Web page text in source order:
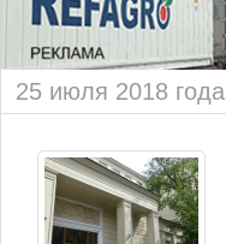
25 июля 2018 года